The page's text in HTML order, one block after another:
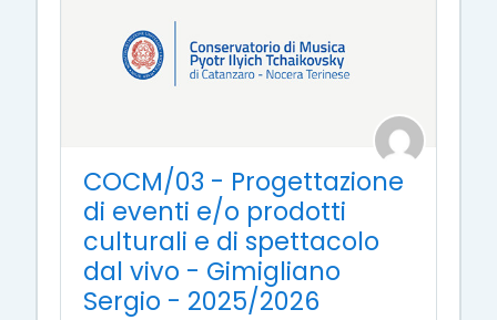
COCM/03 - Progettazione
di eventi e/o prodotti
culturali e di spettacolo
dal vivo - Gimigliano
Sergio - 2025/2026